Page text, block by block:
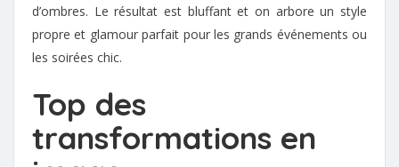
d’ombres. Le résultat est bluffant et on arbore un style
propre et glamour parfait pour les grands événements ou
les soirées chic.
Top des
transformations en